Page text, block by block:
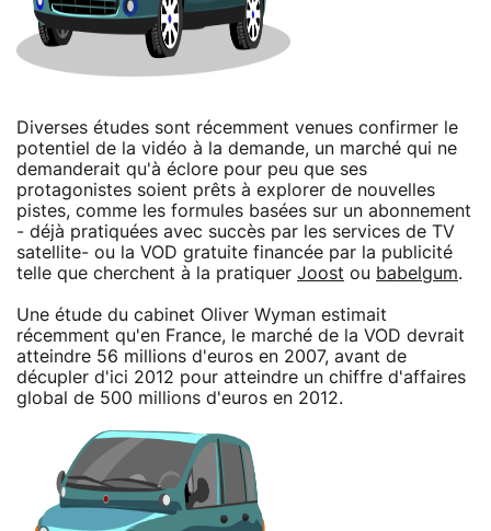
Diverses études sont récemment venues confirmer le
potentiel de la vidéo à la demande, un marché qui ne
demanderait qu'à éclore pour peu que ses
protagonistes soient prêts à explorer de nouvelles
pistes, comme les formules basées sur un abonnement
- déjà pratiquées avec succès par les services de TV
satellite- ou la VOD gratuite financée par la publicité
telle que cherchent à la pratiquer Joost ou babelgum.
Une étude du cabinet Oliver Wyman estimait
récemment qu'en France, le marché de la VOD devrait
atteindre 56 millions d'euros en 2007, avant de
décupler d'ici 2012 pour atteindre un chiffre d'affaires
global de 500 millions d'euros en 2012.